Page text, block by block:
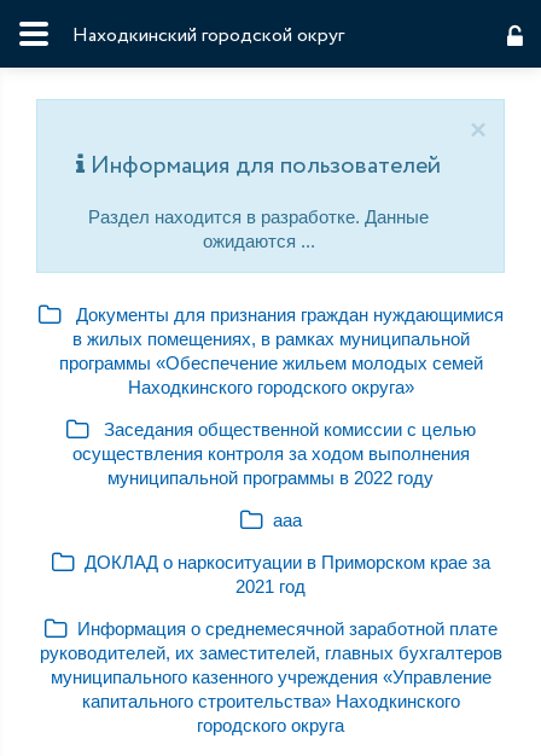
Находкинский городской округ
×
Информация для пользователей
Раздел находится в разработке. Данные
ожидаются ...
Документы для признания граждан нуждающимися
в жилых помещениях, в рамках муниципальной
программы «Обеспечение жильем молодых семей
Находкинского городского округа»
Заседания общественной комиссии с целью
осуществления контроля за ходом выполнения
муниципальной программы в 2022 году
ааа
ДОКЛАД о наркоситуации в Приморском крае за
2021 год
Информация о среднемесячной заработной плате
руководителей, их заместителей, главных бухгалтеров
муниципального казенного учреждения «Управление
капитального строительства» Находкинского
городского округа